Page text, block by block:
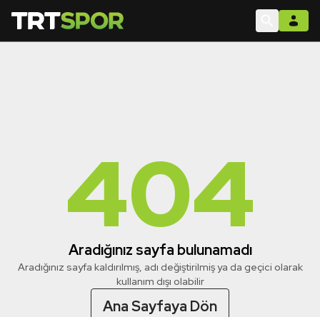
404
Aradığınız sayfa bulunamadı
Aradığınız sayfa kaldırılmış, adı değiştirilmiş ya da geçici olarak
kullanım dışı olabilir
Ana Sayfaya Dön